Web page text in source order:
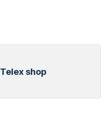
Telex shop